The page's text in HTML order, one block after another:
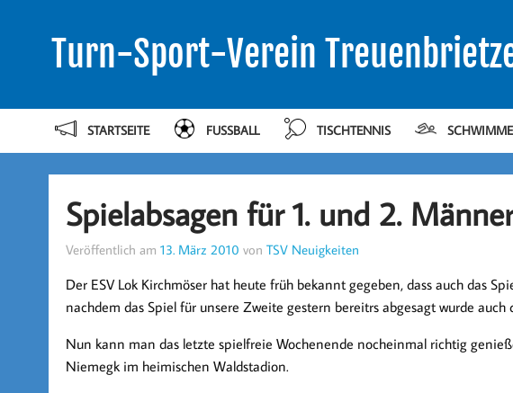
Turn-Sport-Verein
STARTSEITE FUSSBALL TISCHTENNIS
Spielabsagen für 1. und 2. Männer
Veröffentlich am 13. März 2010 von TSV Neuigkeiten
Der ESV Lok Kirchmöser hat heute früh bekannt gegeben, dass auch das
nachdem das Spiel für unsere Zweite gestern bereitrs abgesagt wurde auch
Nun kann man das letzte spielfreie Wochenende nocheinmal richtig
Niemegk im heimischen Waldstadion.